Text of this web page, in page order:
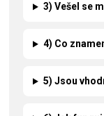
3) Vešel se
4) Co
5) Jsou